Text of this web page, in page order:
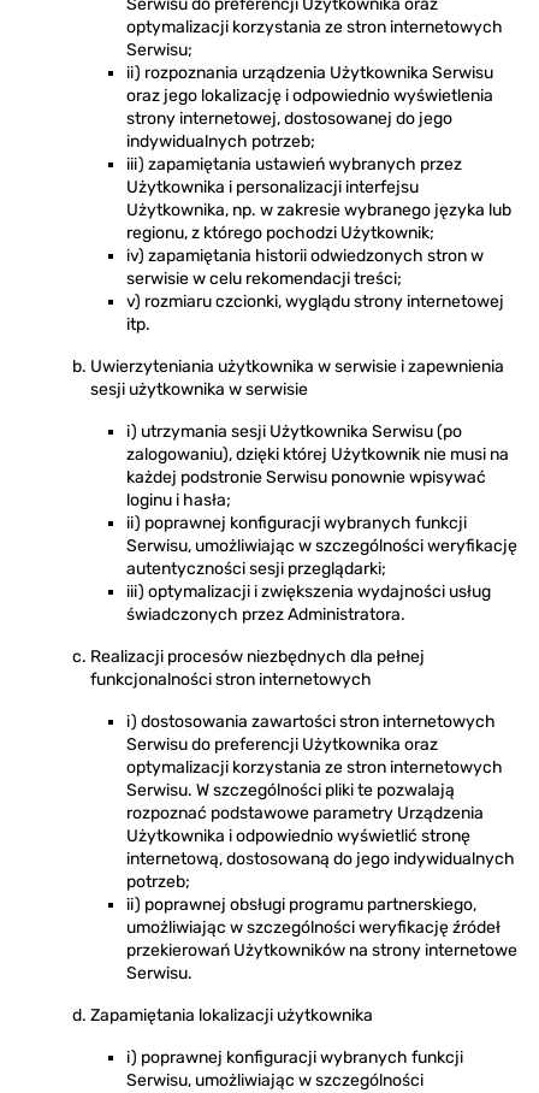
Serwisu do preferencji Użytkownika oraz
optymalizacji korzystania ze stron internetowych
Serwisu;
ii) rozpoznania urządzenia Użytkownika Serwisu
oraz jego lokalizację i odpowiednio wyświetlenia
strony internetowej, dostosowanej do jego
indywidualnych potrzeb;
iii) zapamiętania ustawień wybranych przez
Użytkownika i personalizacji interfejsu
Użytkownika, np. w zakresie wybranego języka lub
regionu, z którego pochodzi Użytkownik;
iv) zapamiętania historii odwiedzonych stron w
serwisie w celu rekomendacji treści;
v) rozmiaru czcionki, wyglądu strony internetowej
itp.
Uwierzyteniania użytkownika w serwisie i zapewnienia
sesji użytkownika w serwisie
i) utrzymania sesji Użytkownika Serwisu (po
zalogowaniu), dzięki której Użytkownik nie musi na
każdej podstronie Serwisu ponownie wpisywać
loginu i hasła;
ii) poprawnej konfiguracji wybranych funkcji
Serwisu, umożliwiając w szczególności weryfikację
autentyczności sesji przeglądarki;
iii) optymalizacji i zwiększenia wydajności usług
świadczonych przez Administratora.
Realizacji procesów niezbędnych dla pełnej
funkcjonalności stron internetowych
i) dostosowania zawartości stron internetowych
Serwisu do preferencji Użytkownika oraz
optymalizacji korzystania ze stron internetowych
Serwisu. W szczególności pliki te pozwalają
rozpoznać podstawowe parametry Urządzenia
Użytkownika i odpowiednio wyświetlić stronę
internetową, dostosowaną do jego indywidualnych
potrzeb;
ii) poprawnej obsługi programu partnerskiego,
umożliwiając w szczególności weryfikację źródeł
przekierowań Użytkowników na strony internetowe
Serwisu.
Zapamiętania lokalizacji użytkownika
i) poprawnej konfiguracji wybranych funkcji
Serwisu, umożliwiając w szczególności